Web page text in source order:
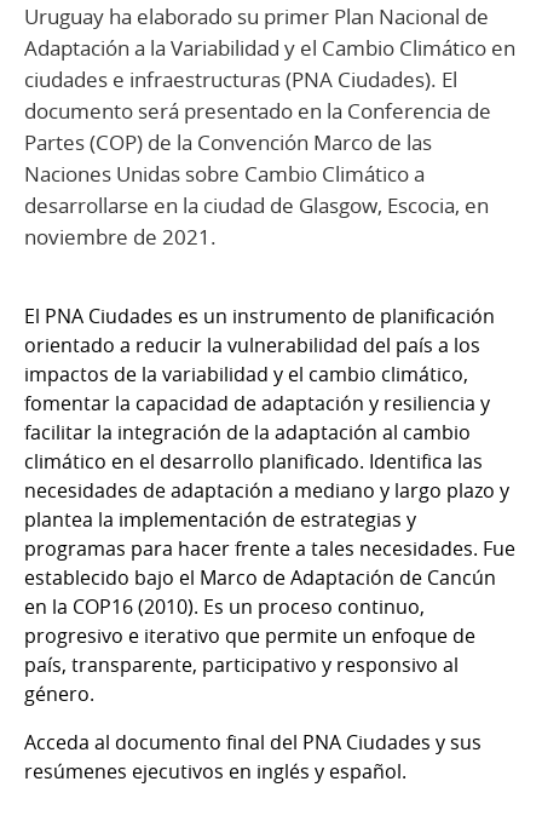
Uruguay ha elaborado su primer Plan Nacional de
Adaptación a la Variabilidad y el Cambio Climático en
ciudades e infraestructuras (PNA Ciudades). El
documento será presentado en la Conferencia de
Partes (COP) de la Convención Marco de las
Naciones Unidas sobre Cambio Climático a
desarrollarse en la ciudad de Glasgow, Escocia, en
noviembre de 2021.
El PNA Ciudades es un instrumento de planificación
orientado a reducir la vulnerabilidad del país a los
impactos de la variabilidad y el cambio climático,
fomentar la capacidad de adaptación y resiliencia y
facilitar la integración de la adaptación al cambio
climático en el desarrollo planificado. Identifica las
necesidades de adaptación a mediano y largo plazo y
plantea la implementación de estrategias y
programas para hacer frente a tales necesidades. Fue
establecido bajo el Marco de Adaptación de Cancún
en la COP16 (2010). Es un proceso continuo,
progresivo e iterativo que permite un enfoque de
país, transparente, participativo y responsivo al
género.
Acceda al documento final del PNA Ciudades y sus
resúmenes ejecutivos en inglés y español.